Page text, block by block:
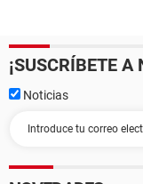
¡SUSCRÍBETE A
Noticias